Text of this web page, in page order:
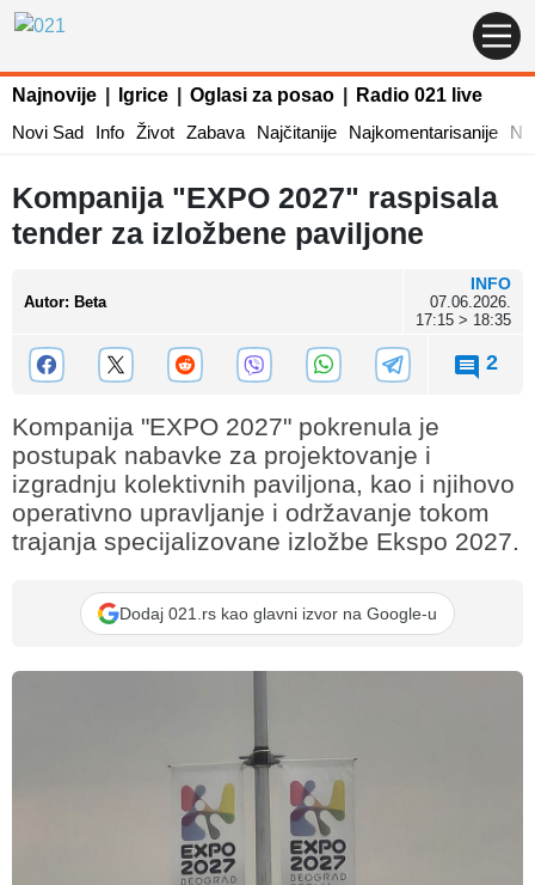
Najnovije Igrice Oglasi za posao
Radio 021 live
Novi Sad
Info Život Zabava Najčitanije Najkomentarisanije
Kompanija "EXPO 2027" raspisala
tender za izložbene paviljone
Autor: Beta
INFO
07.06.2026.
17:15 > 18:35
2
Kompanija "EXPO 2027" pokrenula je
postupak nabavke za projektovanje i
izgradnju kolektivnih paviljona, kao i njihovo
operativno upravljanje i održavanje tokom
trajanja specijalizovane izložbe Ekspo 2027.
Dodaj 021.rs kao glavni izvor na Google-u